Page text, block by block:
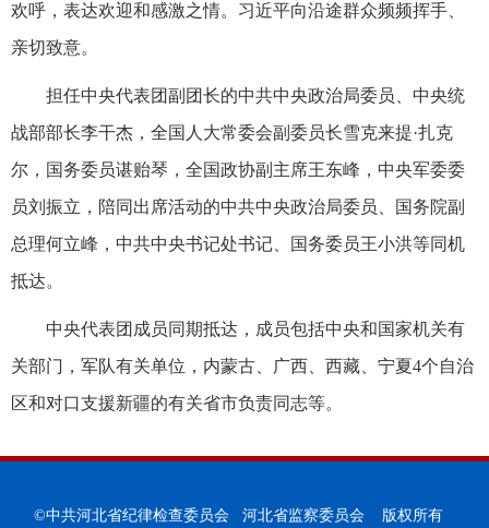
欢呼，表达欢迎和感激之情。习近平向沿途群众频频挥手、
亲切致意。
担任中央代表团副团长的中共中央政治局委员、中央统
战部部长李干杰，全国人大常委会副委员长雪克来提·扎克
尔，国务委员谌贻琴，全国政协副主席王东峰，中央军委委
员刘振立，陪同出席活动的中共中央政治局委员、国务院副
总理何立峰，中共中央书记处书记、国务委员王小洪等同机
抵达。
中央代表团成员同期抵达，成员包括中央和国家机关有
关部门，军队有关单位，内蒙古、广西、西藏、宁夏4个自治
区和对口支援新疆的有关省市负责同志等。
©中共河北省纪律检查委员会 河北省监察委员会 版权所有